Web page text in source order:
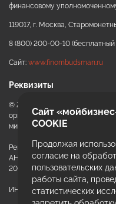
финансовому
119017, г. Москва,
8 (800) 200-00-10 (бесплатный
Сайт: www.finombudsman.ru
Реквизиты
© 2020 - 2026 АНО «ККЦРБ
организация «Красноярский
микрокредитная компания»
Регистрационный номер
АНО «ККЦРБ МКК» в гос.
2004104009648 от 17.12.2020
ИНН 2464154029 ОГРН
Сайт
COOKIE
Продолжая
согласие на
пользовательских
работы сайта,
статистических
ИИ-
+7
Email